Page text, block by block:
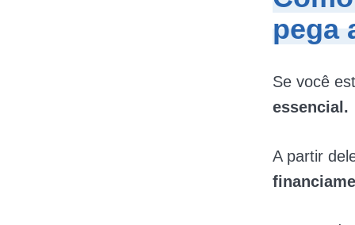
pega
Se você
essencial.
A partir